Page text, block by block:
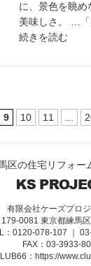
に、景色を眺
美味しさ。 …
続きを読む
9 10 11
区の住宅リフォー
有限会社ケーズプロ
179-0081 東京都練馬
：0120-078-107 ｜
FAX：03-3933-
： https://